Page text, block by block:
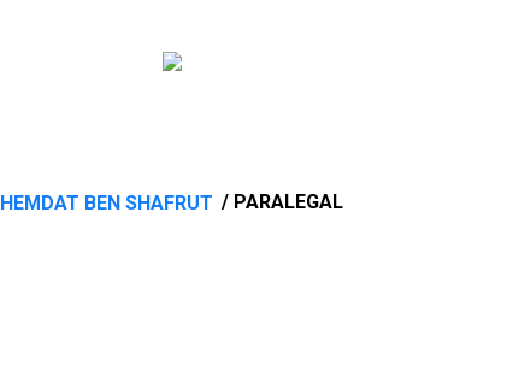
HEMDAT BEN SHAFRUT / PARALEGAL